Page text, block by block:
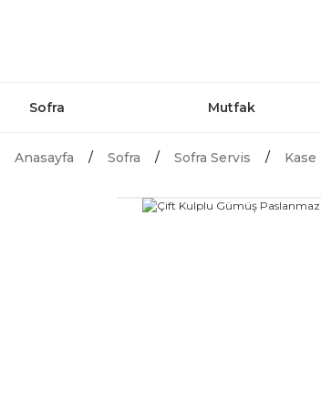
Sofra Mutfak
Anasayfa Sofra Sofra Servis Kase